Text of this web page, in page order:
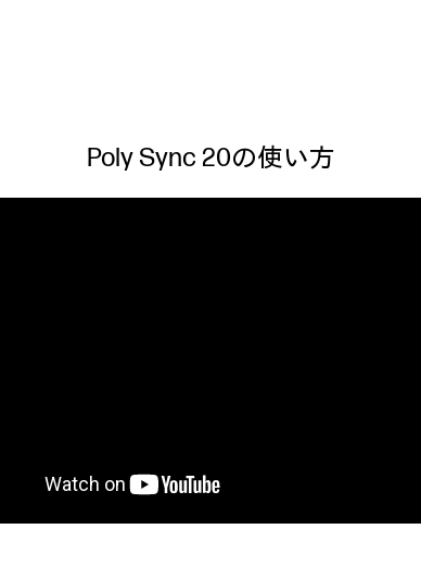
Poly Sync 20の使い方